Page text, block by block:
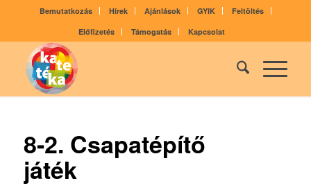
Bemutatkozás Hírek Ajánlások GYIK
Feltöltés
Előfizetés
Támogatás Kapcsolat
8-2. Csapatépítő
játék